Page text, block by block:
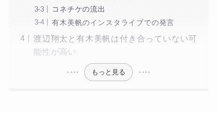
コネチケの流出
有木美帆のインスタライブでの発言
渡辺翔太と有木美帆は付き合っていない可
能性が高い
もっと見る